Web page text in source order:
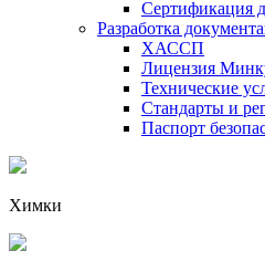
Сертификация
Разработка
ХАССП
Лицензия
Технические
Стандарты и
Паспорт
Химки